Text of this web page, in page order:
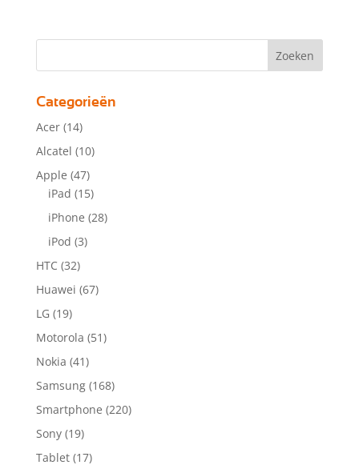
Categorieën
Acer (14)
Alcatel (10)
Apple (47)
iPad (15)
iPhone (28)
iPod (3)
HTC (32)
Huawei (67)
LG (19)
Motorola (51)
Nokia (41)
Samsung (168)
Smartphone (220)
Sony (19)
Tablet (17)